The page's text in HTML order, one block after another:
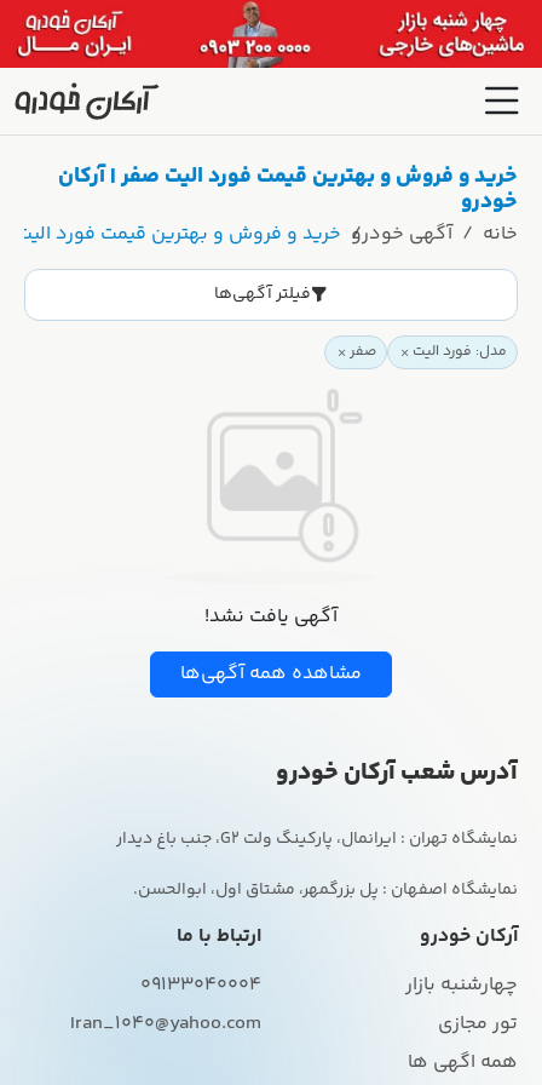
خرید و فروش و بهترین قیمت فورد الیت صفر | آرکان
خودرو
خانه آگهی خودرو خرید و فروش و بهترین قیمت فورد الیت
فیلتر آگهی‌ها
مدل: فورد الیت صفر
آگهی یافت نشد!
مشاهده همه آگهی‌ها
آدرس شعب آرکان خودرو
نمایشگاه اصفهان : پل بزرگمهر، مشتاق اول، ابوالحسن.
آرکان خودرو
چهارشنبه بازار
تور مجازی
همه اگهی ها
ارتباط با ما
09133040004
Iran_1040@yahoo.com